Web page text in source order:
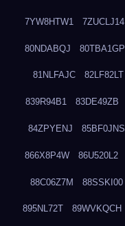
7YW8HTW1 7ZUCLJ14
80NDABQJ 80TBA1GP
81NLFAJC 82LF82LT
839R94B1 83DE49ZB
84ZPYENJ 85BF0JNS
866X8P4W 86U520L2
88C06Z7M 88SSKI00
895NL72T 89WVKQCH